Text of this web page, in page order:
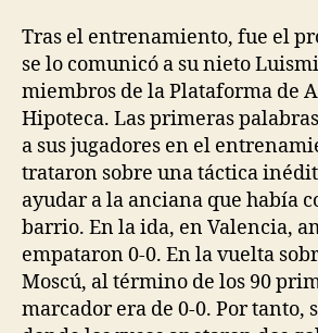
Tras el entrenamiento, fue el
se lo comunicó a su nieto
miembros de la Plataforma de
Hipoteca. Las primeras
a sus jugadores en el
trataron sobre una táctica
ayudar a la anciana que había
barrio. En la ida, en Valencia,
empataron 0-0. En la vuelta
Moscú, al término de los 90
marcador era de 0-0. Por tanto,